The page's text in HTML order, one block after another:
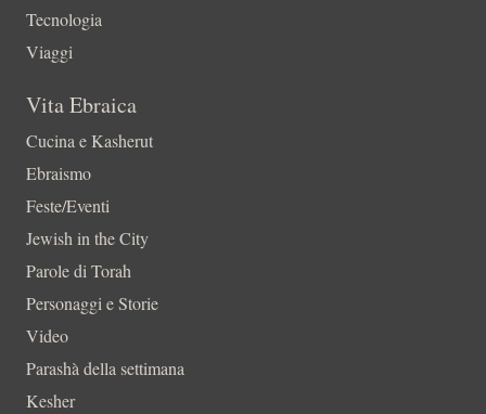
Tecnologia
Viaggi
Vita Ebraica
Cucina e Kasherut
Ebraismo
Feste/Eventi
Jewish in the City
Parole di Torah
Personaggi e Storie
Video
Parashà della settimana
Kesher